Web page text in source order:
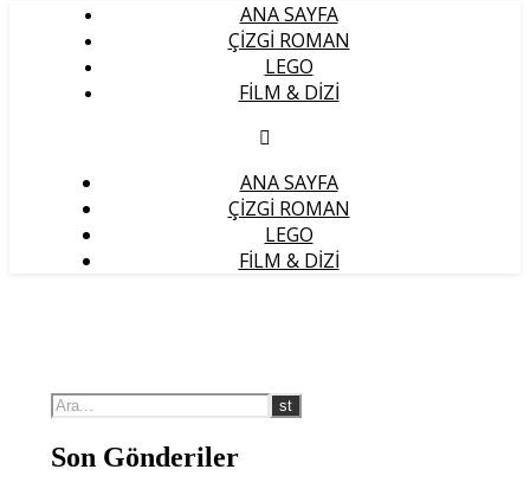
ANA SAYFA
ÇIZGI ROMAN
LEGO
FILM & DIZI
ANA SAYFA
ÇIZGI ROMAN
LEGO
FILM & DIZI
Son Gönderiler